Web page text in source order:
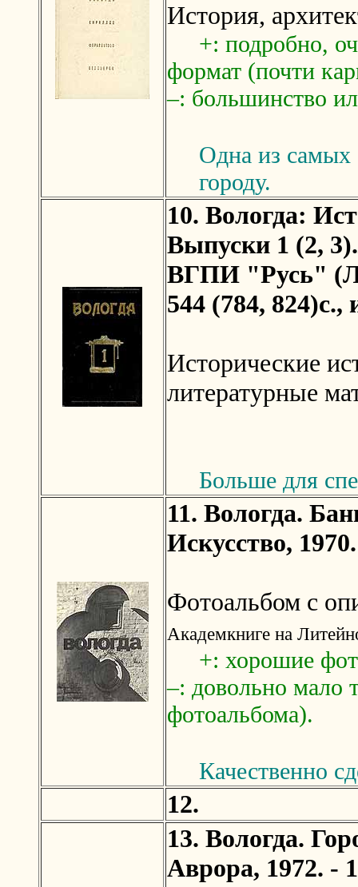
История,
+: подробно,
формат (почти
–: большинство
Одна из самых
городу.
10. Вологда:
Выпуски 1 (2,
ВГПИ "Русь"
544 (784, 824)с.,
Исторические
литературные
Больше для
11. Вологда.
Искусство,
Фотоальбом с
Академкниге на
+: хорошие
–: довольно мало
фотоальбома).
Качественно
12.
13. Вологда.
Аврора, 1972. -